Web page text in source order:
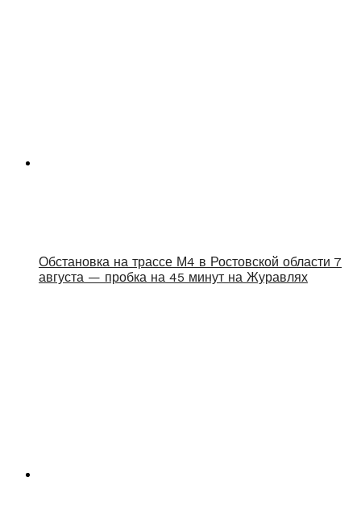
Обстановка на трассе М4 в Ростовской области 7
августа — пробка на 45 минут на Журавлях